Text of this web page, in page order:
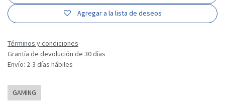
Agregar a la lista de deseos
Términos y condiciones
Grantía de devolución de 30 días
Envío: 2-3 días hábiles
GAMING